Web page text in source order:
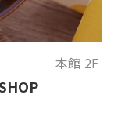
本館 2F